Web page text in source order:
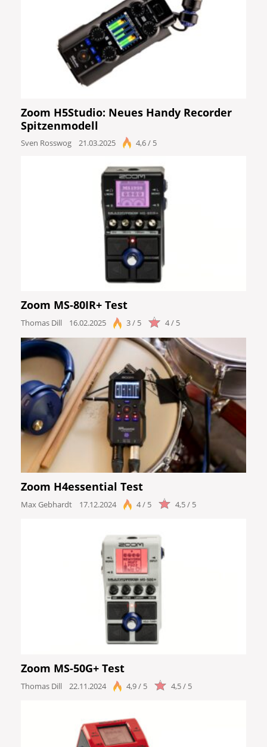
Zoom H5Studio: Neues Handy Recorder
Spitzenmodell
Sven Rosswog 21.03.2025 4,6 / 5
Zoom MS-80IR+ Test
Thomas Dill 16.02.2025 3 / 5 4 / 5
Zoom H4essential Test
Max Gebhardt 17.12.2024 4 / 5 4,5 / 5
Zoom MS-50G+ Test
Thomas Dill 22.11.2024 4,9 / 5 4,5 / 5